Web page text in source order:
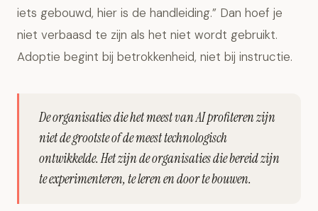
iets gebouwd, hier is de handleiding.” Dan hoef je
niet verbaasd te zijn als het niet wordt gebruikt.
Adoptie begint bij betrokkenheid, niet bij instructie.
De organisaties die het meest van AI profiteren zijn
niet de grootste of de meest technologisch
ontwikkelde. Het zijn de organisaties die bereid zijn
te experimenteren, te leren en door te bouwen.